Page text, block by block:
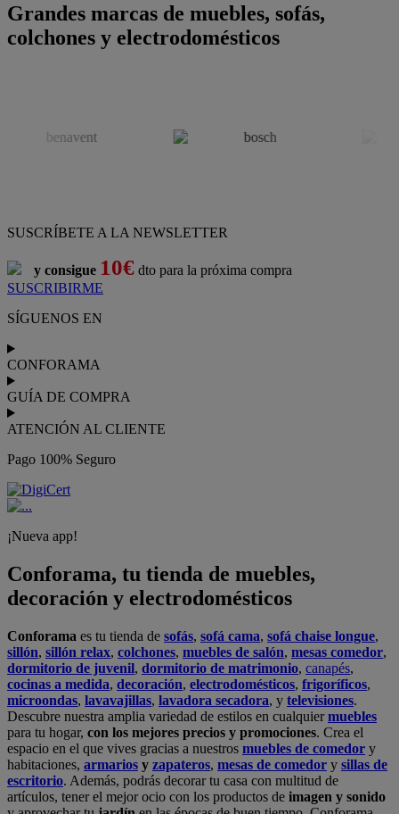
Grandes marcas de muebles, sofás,
colchones y electrodomésticos
SUSCRÍBETE A LA NEWSLETTER
y consigue 10€ dto para la próxima compra
SUSCRIBIRME
SÍGUENOS EN
CONFORAMA
GUÍA DE COMPRA
ATENCIÓN AL CLIENTE
Pago 100% Seguro
¡Nueva app!
Conforama, tu tienda de muebles,
decoración y electrodomésticos
Conforama es tu tienda de sofás, sofá cama, sofá chaise longue,
sillón, sillón relax, colchones, muebles de salón, mesas comedor,
dormitorio de juvenil, dormitorio de matrimonio, canapés,
cocinas a medida, decoración, electrodomésticos, frigoríficos,
microondas, lavavajillas, lavadora secadora, y televisiones.
Descubre nuestra amplia variedad de estilos en cualquiermuebles
para tu hogar, con los mejores precios y promociones. Crea el
espacio en el que vives gracias a nuestros muebles de comedor y
habitaciones, armarios y zapateros, mesas de comedor y sillas de
escritorio. Además, podrás decorar tu casa con multitud de
artículos, tener el mejor ocio con los productos de imagen y sonido